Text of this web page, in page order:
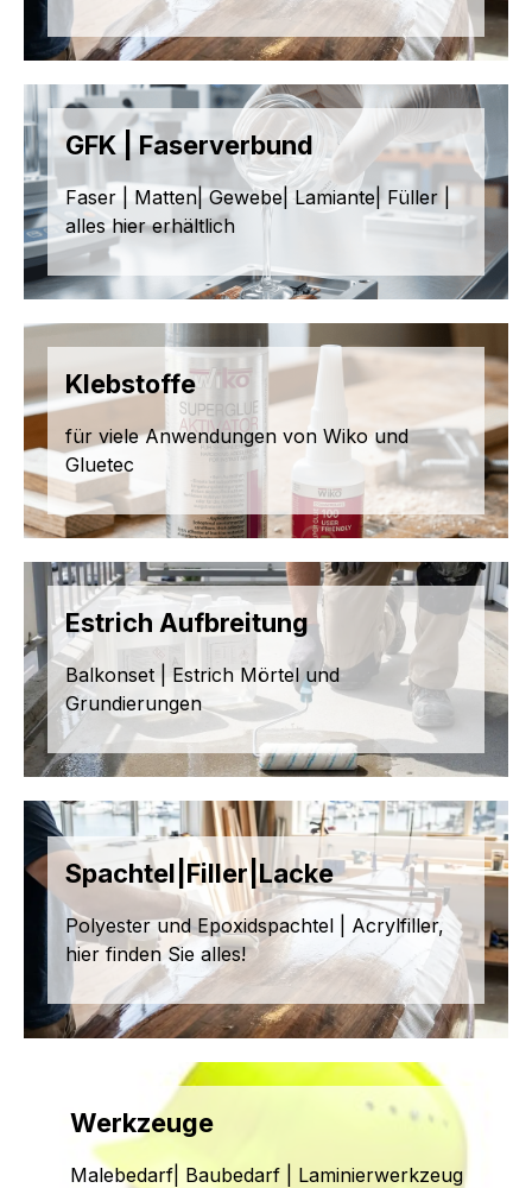
GFK | Faserverbund
Faser | Matten| Gewebe| Lamiante| Füller |
alles hier erhältlich
Klebstoffe
für viele Anwendungen von Wiko und
Gluetec
Estrich Aufbreitung
Balkonset | Estrich Mörtel und
Grundierungen
Spachtel|Filler|Lacke
Polyester und Epoxidspachtel | Acrylfiller,
hier finden Sie alles!
Werkzeuge
Malebedarf| Baubedarf | Laminierwerkzeug